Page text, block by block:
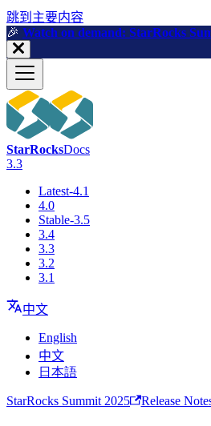
跳到主要内容
🎉️ Watch on demand: StarRocks
StarRocksDocs
3.3
Latest-4.1
4.0
Stable-3.5
3.4
3.3
3.2
3.1
中文
English
中文
日本語
StarRocks Summit 2025 Release